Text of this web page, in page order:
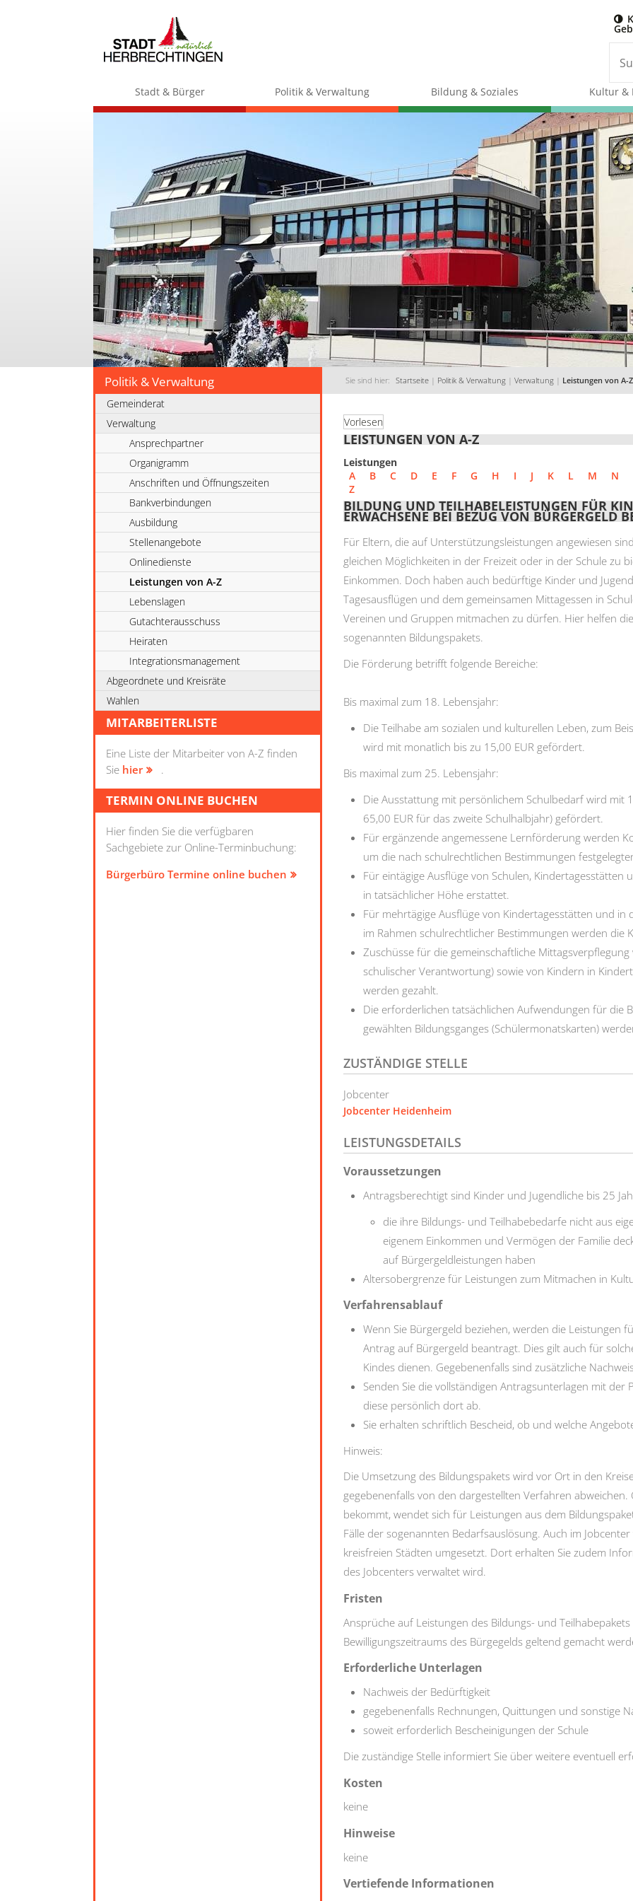
Stadt & Bürger Politik & Verwaltung Bildung & Soziales Kultur &
Politik & Verwaltung Sie sind hier: Startseite | Politik & Verwaltung | Verwaltung | Leistungen von A-Z
Gemeinderat
Verwaltung
Ansprechpartner
Organigramm
Anschriften und Öffnungszeiten
Bankverbindungen
Ausbildung
Stellenangebote
Onlinedienste
Leistungen von A-Z
Lebenslagen
Gutachterausschuss
Heiraten
Integrationsmanagement
Abgeordnete und Kreisräte
Wahlen
MITARBEITERLISTE
Eine Liste der Mitarbeiter von A-Z finden
Sie hier .
TERMIN ONLINE BUCHEN
Hier finden Sie die verfügbaren
Sachgebiete zur Online-Terminbuchung:
Bürgerbüro Termine online buchen
Vorlesen
LEISTUNGEN VON A-Z
Leistungen
A
B C D E F G H I J K L M N
Z
BILDUNG UND TEILHABELEISTUNGEN FÜR
ERWACHSENE BEI BEZUG VON BÜRGERGELD
Für Eltern, die auf Unterstützungsleistungen angewiesen
gleichen Möglichkeiten in der Freizeit oder in der Schule zu
Einkommen. Doch haben auch bedürftige Kinder und
Tagesausflügen und dem gemeinsamen Mittagessen in
Vereinen und Gruppen mitmachen zu dürfen. Hier helfen
sogenannten Bildungspakets.
Die Förderung betrifft folgende Bereiche:
Bis maximal zum 18. Lebensjahr:
Die Teilhabe am sozialen und kulturellen Leben, zum
wird mit monatlich bis zu 15,00 EUR gefördert.
Bis maximal zum 25. Lebensjahr:
Die Ausstattung mit persönlichem Schulbedarf wird mit
65,00 EUR für das zweite Schulhalbjahr) gefördert.
Für ergänzende angemessene Lernförderung werden
um die nach schulrechtlichen Bestimmungen
Für eintägige Ausflüge von Schulen, Kindertagesstätten
in tatsächlicher Höhe erstattet.
Für mehrtägige Ausflüge von Kindertagesstätten und in
im Rahmen schulrechtlicher Bestimmungen werden die
Zuschüsse für die gemeinschaftliche Mittagsverpflegung
schulischer Verantwortung) sowie von Kindern in
werden gezahlt.
Die erforderlichen tatsächlichen Aufwendungen für die
gewählten Bildungsganges (Schülermonatskarten)
ZUSTÄNDIGE STELLE
Jobcenter
Jobcenter Heidenheim
LEISTUNGSDETAILS
Voraussetzungen
Antragsberechtigt sind Kinder und Jugendliche bis 25
die ihre Bildungs- und Teilhabebedarfe nicht aus
eigenem Einkommen und Vermögen der Familie
auf Bürgergeldleistungen haben
Altersobergrenze für Leistungen zum Mitmachen in
Verfahrensablauf
Wenn Sie Bürgergeld beziehen, werden die Leistungen
Antrag auf Bürgergeld beantragt. Dies gilt auch für
Kindes dienen. Gegebenenfalls sind zusätzliche
Senden Sie die vollständigen Antragsunterlagen mit der
diese persönlich dort ab.
Sie erhalten schriftlich Bescheid, ob und welche
Hinweis:
Die Umsetzung des Bildungspakets wird vor Ort in den
gegebenenfalls von den dargestellten Verfahren abweichen.
bekommt, wendet sich für Leistungen aus dem
Fälle der sogenannten Bedarfsauslösung. Auch im
kreisfreien Städten umgesetzt. Dort erhalten Sie zudem
des Jobcenters verwaltet wird.
Fristen
Ansprüche auf Leistungen des Bildungs- und Teilhabepakets
Bewilligungszeitraums des Bürgegelds geltend gemacht
Erforderliche Unterlagen
Nachweis der Bedürftigkeit
gegebenenfalls Rechnungen, Quittungen und sonstige
soweit erforderlich Bescheinigungen der Schule
Die zuständige Stelle informiert Sie über weitere eventuell
Kosten
keine
Hinweise
keine
Vertiefende Informationen